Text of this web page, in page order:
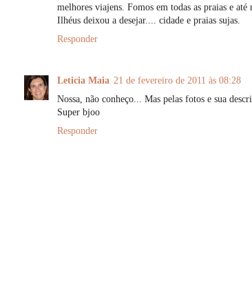
melhores viajens. Fomos em todas as praias e
Ilhéus deixou a desejar.... cidade e praias sujas.
Responder
Leticia Maia 21 de fevereiro de 2011 às 08:28
Nossa, não conheço... Mas pelas fotos e sua
Super bjoo
Responder